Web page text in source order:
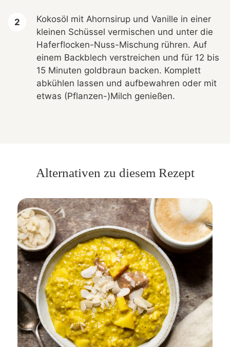
Kokosöl mit Ahornsirup und Vanille in einer
kleinen Schüssel vermischen und unter die
Haferflocken-Nuss-Mischung rühren. Auf
einem Backblech verstreichen und für 12 bis
15 Minuten goldbraun backen. Komplett
abkühlen lassen und aufbewahren oder mit
etwas (Pflanzen-)Milch genießen.
Alternativen zu diesem Rezept